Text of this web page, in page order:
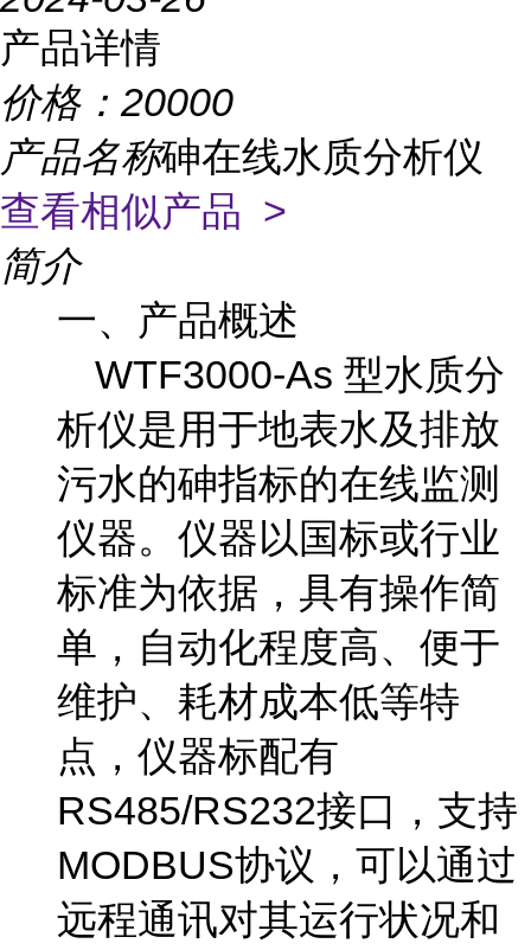
产品详情
价格： 20000
产品名称砷在线水质分析仪
查看相似产品 >
简介
一、产品概述
WTF3000-As 型水质分
析仪是用于地表水及排放
污水的砷指标的在线监测
仪器。仪器以国标或行业
标准为依据，具有操作简
单，自动化程度高、便于
维护、耗材成本低等特
点，仪器标配有
RS485/RS232接口，支持
MODBUS协议，可以通过
远程通讯对其运行状况和